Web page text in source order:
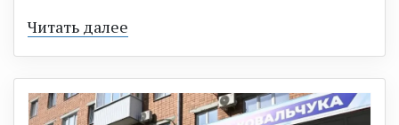
Читать далее